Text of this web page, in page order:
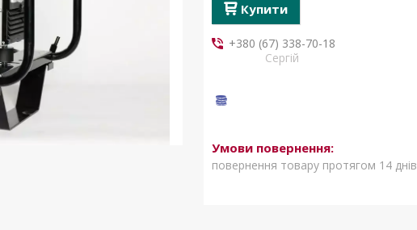
Купити
+380 (67) 338-70-18
Сергій
повернення товару протягом 14 днів